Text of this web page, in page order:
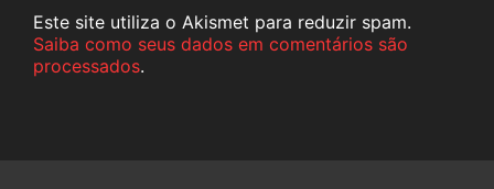
Este site utiliza o Akismet para reduzir spam.
Saiba como seus dados em comentários são
processados.